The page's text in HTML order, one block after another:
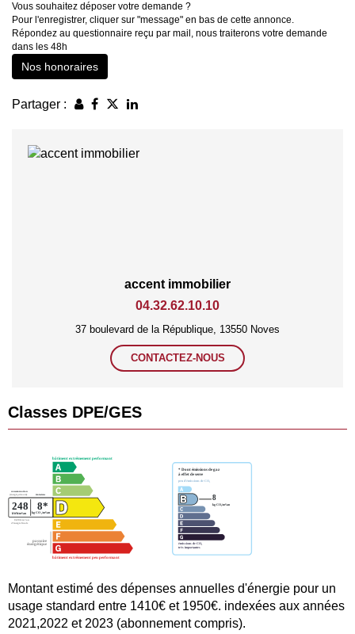
Vous souhaitez déposer votre demande ?
Pour l'enregistrer, cliquer sur "message" en bas de cette annonce.
Répondez au questionnaire reçu par mail, nous traiterons votre demande
dans les 48h
Nos honoraires
Partager :
accent immobilier
04.32.62.10.10
37 boulevard de la République, 13550 Noves
CONTACTEZ-NOUS
Classes DPE/GES
Montant estimé des dépenses annuelles d'énergie pour un
usage standard entre 1410€ et 1950€. indexées aux années
2021,2022 et 2023 (abonnement compris).